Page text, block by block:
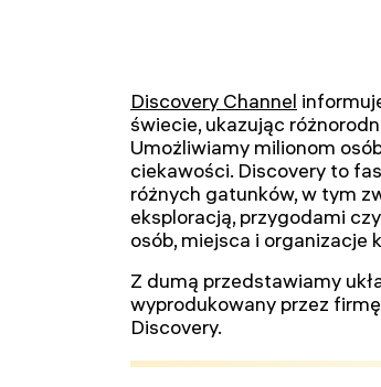
Discovery Channel
świecie, ukazując
Umożliwiamy milionom
ciekawości. Discovery to
różnych gatunków, w tym
eksploracją, przygodami
osób, miejsca i organizacje
Z dumą przedstawiamy
wyprodukowany przez
Discovery.